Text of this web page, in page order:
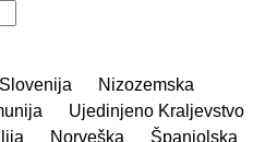
Slovenija
Nizozemska
Ujedinjeno Kraljevstvo
Norveška
Španjolska